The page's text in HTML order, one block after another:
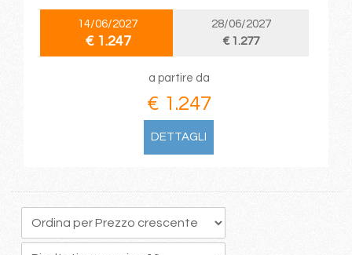
14/06/2027
€ 1.247
28/06/2027
€ 1.277
a partire da
€ 1.247
DETTAGLI